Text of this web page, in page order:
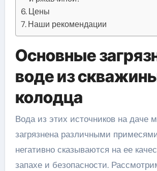
Цены
Наши рекомендации
Основные
воде из
колодца
Вода из этих источников на даче
загрязнена различными
негативно сказываются на ее
запахе и безопасности.